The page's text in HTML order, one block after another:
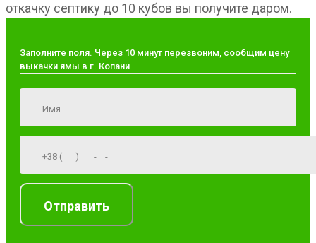
откачку септику до 10 кубов вы получите даром.
Заполните поля. Через 10 минут перезвоним, сообщим цену
выкачки ямы в г. Копани